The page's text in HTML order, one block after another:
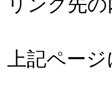
上記ペー